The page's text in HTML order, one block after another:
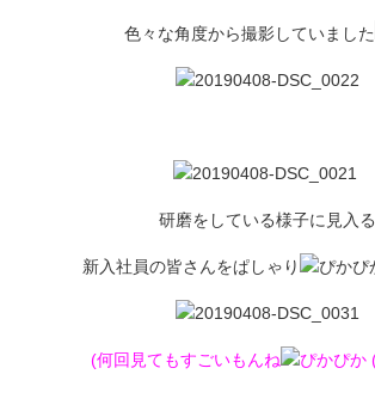
色々な角度から撮影していました
研磨をしている様子に見入る
新入社員の皆さんをぱしゃり
(何回見てもすごいもんね